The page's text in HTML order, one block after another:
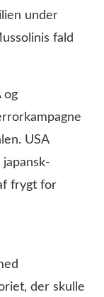
under
fald
og
USA
frygt for
der skulle